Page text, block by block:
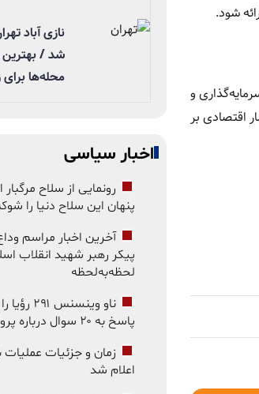
شود.
و
بر
نازی آباد
شد / بهترین
محله‌ها
اخبار سیاسی
رونمایی از سلاح
پنهان این سلاح دنیا را
آخرین اخبار مراسم
پیکر رهبر شهید انقلاب
لحظه‌به‌لحظه
ناو وینسنس
پاسخ به ۲۰ سوال درباره پرواز ۶۵۵
زمان و جزئیات
اعلام شد